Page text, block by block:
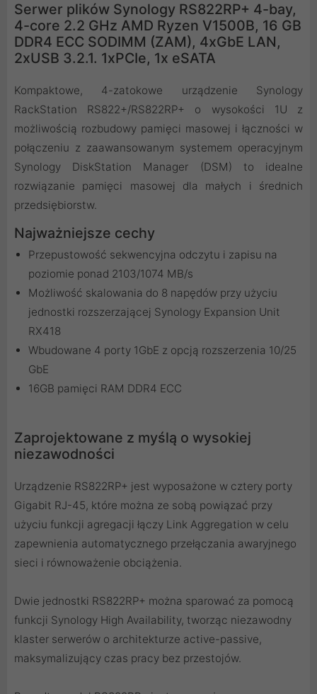
Serwer plików Synology RS822RP+ 4-bay,
4-core 2.2 GHz AMD Ryzen V1500B, 16 GB
DDR4 ECC SODIMM (ZAM), 4xGbE LAN,
2xUSB 3.2.1. 1xPCIe, 1x eSATA
Kompaktowe, 4-zatokowe urządzenie Synology
RackStation RS822+/RS822RP+ o wysokości 1U z
możliwością rozbudowy pamięci masowej i łączności w
połączeniu z zaawansowanym systemem operacyjnym
Synology DiskStation Manager (DSM) to idealne
rozwiązanie pamięci masowej dla małych i średnich
przedsiębiorstw.
Najważniejsze cechy
Przepustowość sekwencyjna odczytu i zapisu na
poziomie ponad 2103/1074 MB/s
Możliwość skalowania do 8 napędów przy użyciu
jednostki rozszerzającej Synology Expansion Unit
RX418
Wbudowane 4 porty 1GbE z opcją rozszerzenia 10/25
GbE
16GB pamięci RAM DDR4 ECC
Zaprojektowane z myślą o wysokiej
niezawodności
Urządzenie RS822RP+ jest wyposażone w cztery porty
Gigabit RJ-45, które można ze sobą powiązać przy
użyciu funkcji agregacji łączy Link Aggregation w celu
zapewnienia automatycznego przełączania awaryjnego
sieci i równoważenie obciążenia.
Dwie jednostki RS822RP+ można sparować za pomocą
funkcji Synology High Availability, tworząc niezawodny
klaster serwerów o architekturze active-passive,
maksymalizujący czas pracy bez przestojów.